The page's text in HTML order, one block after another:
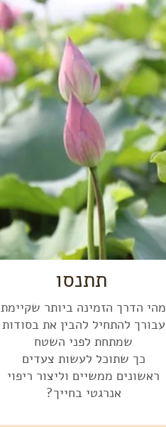
תתנסו
מהי הדרך הזמינה ביותר שקיימת
עבורך להתחיל להבין את בסודות
שמתחת לפני השטח
כך שתוכל לעשות צעדים
ראשונים ממשיים וליצור ריפוי
אנרגטי בחייך?